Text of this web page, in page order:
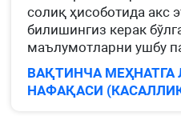
солиқ ҳисоботида акс
билишингиз керак
маълумотларни ушбу
ВАҚТИНЧА МЕҲНАТГА
НАФАҚАСИ